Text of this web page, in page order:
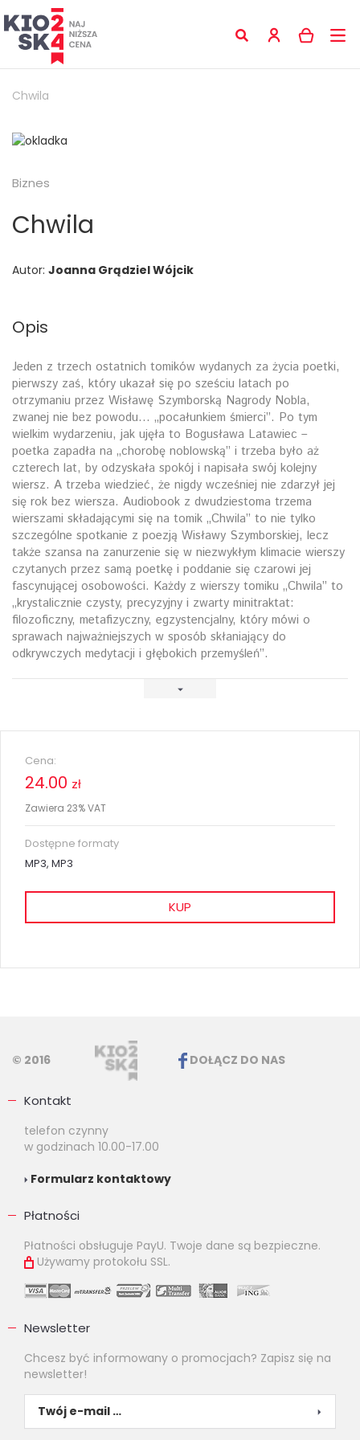
Chwila
Biznes
Chwila
Autor: Joanna Grądziel Wójcik
Opis
Jeden z trzech ostatnich tomików wydanych za życia poetki,
pierwszy zaś, który ukazał się po sześciu latach po
otrzymaniu przez Wisławę Szymborską Nagrody Nobla,
zwanej nie bez powodu... „pocałunkiem śmierci”. Po tym
wielkim wydarzeniu, jak ujęła to Bogusława Latawiec –
poetka zapadła na „chorobę noblowską” i trzeba było aż
czterech lat, by odzyskała spokój i napisała swój kolejny
wiersz. A trzeba wiedzieć, że nigdy wcześniej nie zdarzył jej
się rok bez wiersza. Audiobook z dwudziestoma trzema
wierszami składającymi się na tomik „Chwila” to nie tylko
szczególne spotkanie z poezją Wisławy Szymborskiej, lecz
także szansa na zanurzenie się w niezwykłym klimacie wierszy
czytanych przez samą poetkę i poddanie się czarowi jej
fascynującej osobowości. Każdy z wierszy tomiku „Chwila” to
„krystalicznie czysty, precyzyjny i zwarty minitraktat:
filozoficzny, metafizyczny, egzystencjalny, który mówi o
sprawach najważniejszych w sposób skłaniający do
odkrywczych medytacji i głębokich przemyśleń”.
Cena:
24.00 zł
Zawiera 23% VAT
Dostępne formaty
MP3, MP3
KUP
© 2016 DOŁĄCZ DO NAS
Kontakt
telefon czynny
w godzinach 10.00-17.00
Formularz kontaktowy
Płatności
Płatności obsługuje PayU. Twoje dane są bezpieczne.
Używamy protokołu SSL.
Newsletter
Chcesz być informowany o promocjach? Zapisz się na
newsletter!